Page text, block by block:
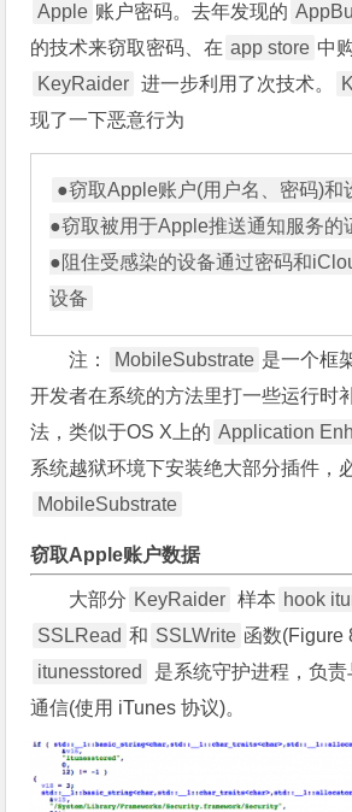
Apple 账户密码。去年发现的
的技术来窃取密码、在 app store 中
KeyRaider 进一步利用了次技术。
现了一下恶意行为
●窃取Apple账户(用户名、密码)和
●窃取被用于Apple推送通知服务的
●阻住受感染的设备通过密码和
注： MobileSubstrate 是一个框
开发者在系统的方法里打一些运行时
法，类似于OS X上的 Application
系统越狱环境下安装绝大部分插件，
MobileSubstrate
窃取Apple账户数据
大部分 KeyRaider 样本 hook
SSLRead 和 SSLWrite 函数(Figure
itunesstored
是系统守护进程，负责
通信(使用 iTunes 协议)。